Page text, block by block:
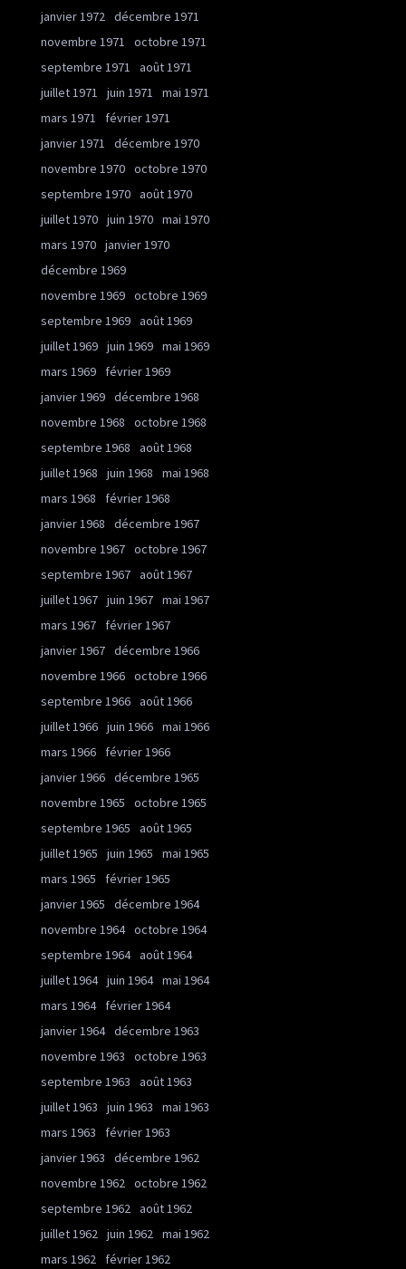
janvier 1972 décembre 1971
novembre 1971
octobre 1971
septembre 1971
août 1971
juillet 1971
juin 1971
mai 1971
mars 1971
février 1971
janvier 1971
décembre 1970
novembre 1970 octobre 1970
septembre 1970 août 1970
juillet 1970 juin 1970 mai 1970
mars 1970 janvier 1970
décembre 1969
novembre 1969 octobre 1969
septembre 1969 août 1969
juillet 1969 juin 1969 mai 1969
mars 1969
février 1969
janvier 1969 décembre 1968
novembre 1968
octobre 1968
septembre 1968
août 1968
juillet 1968
juin 1968
mai 1968
mars 1968
février 1968
janvier 1968
décembre 1967
novembre 1967 octobre 1967
septembre 1967 août 1967
juillet 1967 juin 1967 mai 1967
mars 1967
février 1967
janvier 1967 décembre 1966
novembre 1966 octobre 1966
septembre 1966 août 1966
juillet 1966 juin 1966 mai 1966
mars 1966
février 1966
janvier 1966 décembre 1965
novembre 1965
octobre 1965
septembre 1965
août 1965
juillet 1965
juin 1965
mai 1965
mars 1965
février 1965
janvier 1965
décembre 1964
novembre 1964 octobre 1964
septembre 1964 août 1964
juillet 1964 juin 1964 mai 1964
mars 1964
février 1964
janvier 1964 décembre 1963
novembre 1963
octobre 1963
septembre 1963
août 1963
juillet 1963
juin 1963
mai 1963
mars 1963
février 1963
janvier 1963
décembre 1962
novembre 1962 octobre 1962
septembre 1962 août 1962
juillet 1962 juin 1962 mai 1962
mars 1962
février 1962